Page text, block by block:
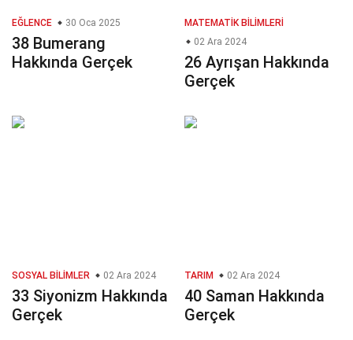
EĞLENCE 30 Oca 2025
38 Bumerang
Hakkında Gerçek
MATEMATIK BILIMLERI
02 Ara 2024
26 Ayrışan Hakkında
Gerçek
SOSYAL BILIMLER 02 Ara 2024
33 Siyonizm Hakkında
Gerçek
TARIM 02 Ara 2024
40 Saman Hakkında
Gerçek